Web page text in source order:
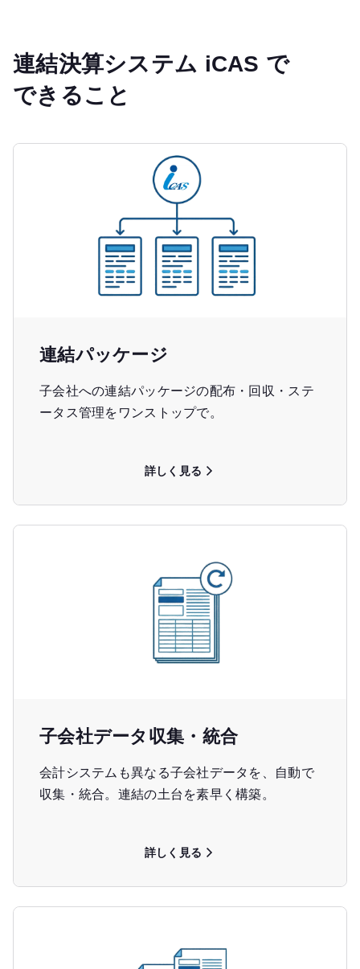
連結決算システム iCAS で
できること
連結パッケージ
子会社への連結パッケージの配布・回収・ステ
ータス管理をワンストップで。
詳しく見る
子会社データ収集・統合
会計システムも異なる子会社データを、自動で
収集・統合。連結の土台を素早く構築。
詳しく見る